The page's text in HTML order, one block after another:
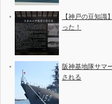
【神戸の豆知識
った！
阪神基地隊サマ
される